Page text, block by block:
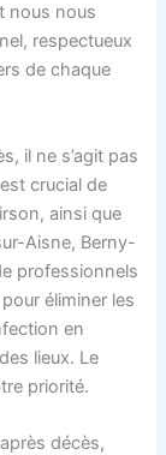
nous nous
respectueux
de chaque
il ne s’agit pas
crucial de
ainsi que
Aisne, Berny-
professionnels
éliminer les
en
lieux. Le
priorité.
décès,